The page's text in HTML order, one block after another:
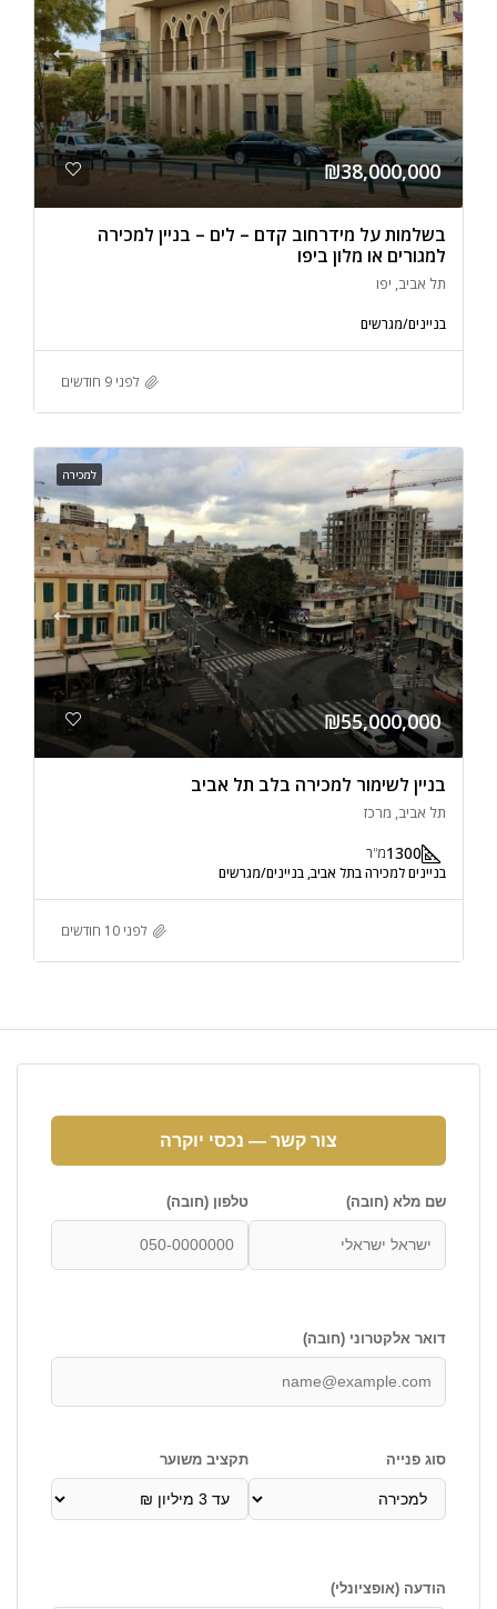
₪38,000,000
בשלמות על מידרחוב קדם – לים – בניין למכירה
למגורים או מלון ביפו
תל אביב, יפו
בניינים/מגרשים
לפני 9 חודשים
למכירה
₪55,000,000
בניין לשימור למכירה בלב תל אביב
תל אביב, מרכז
1300מ"ר
בניינים למכירה בתל אביב, בניינים/מגרשים
לפני 10 חודשים
צור קשר — נכסי יוקרה
שם מלא (חובה) טלפון (חובה)
דואר אלקטרוני (חובה)
סוג פנייה תקציב משוער
הודעה (אופציונלי)